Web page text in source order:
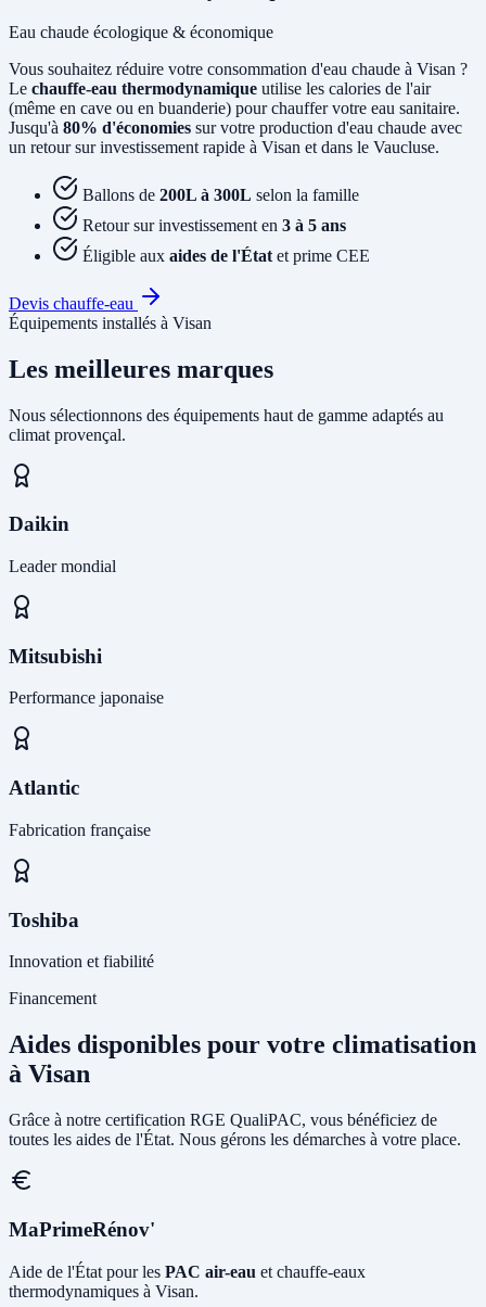
Eau chaude écologique & économique
Vous souhaitez réduire votre consommation d'eau chaude à Visan ?
Le chauffe-eau thermodynamique utilise les calories de l'air
(même en cave ou en buanderie) pour chauffer votre eau sanitaire.
Jusqu'à 80% d'économies sur votre production d'eau chaude avec
un retour sur investissement rapide à Visan et dans le Vaucluse.
Ballons de 200L à 300L selon la famille
Retour sur investissement en 3 à 5 ans
Éligible aux aides de l'État et prime CEE
Devis chauffe-eau
Équipements installés à Visan
Les meilleures marques
Nous sélectionnons des équipements haut de gamme adaptés au
climat provençal.
Daikin
Leader mondial
Mitsubishi
Performance japonaise
Atlantic
Fabrication française
Toshiba
Innovation et fiabilité
Financement
Aides disponibles pour votre climatisation
à Visan
Grâce à notre certification RGE QualiPAC, vous bénéficiez de
toutes les aides de l'État. Nous gérons les démarches à votre place.
MaPrimeRénov'
Aide de l'État pour les PAC air-eau et chauffe-eaux
thermodynamiques à Visan.